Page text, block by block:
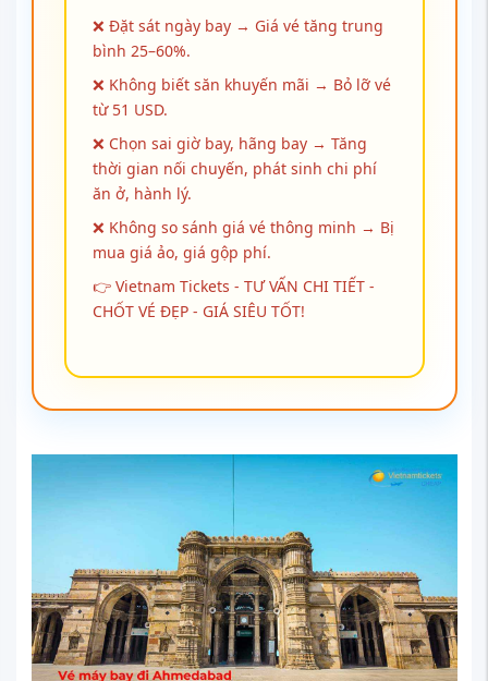
❌ Đặt sát ngày bay → Giá vé tăng trung
bình 25–60%.
❌ Không biết săn khuyến mãi → Bỏ lỡ vé
từ 51 USD.
❌ Chọn sai giờ bay, hãng bay → Tăng
thời gian nối chuyến, phát sinh chi phí
ăn ở, hành lý.
❌ Không so sánh giá vé thông minh → Bị
mua giá ảo, giá gộp phí.
👉 Vietnam Tickets - TƯ VẤN CHI TIẾT -
CHỐT VÉ ĐẸP - GIÁ SIÊU TỐT!